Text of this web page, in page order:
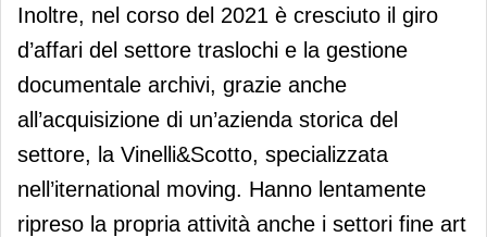
Inoltre, nel corso del 2021 è cresciuto il giro
d’affari del settore traslochi e la gestione
documentale archivi, grazie anche
all’acquisizione di un’azienda storica del
settore, la Vinelli&Scotto, specializzata
nell’iternational moving. Hanno lentamente
ripreso la propria attività anche i settori fine art